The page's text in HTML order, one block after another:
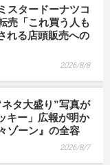
スタードーナツコ
売「これ買う人も
れる店頭販売への
2026/8/8
タ大盛り”写真が
キー」広報が明か
ゾーン』の全容
2026/8/7